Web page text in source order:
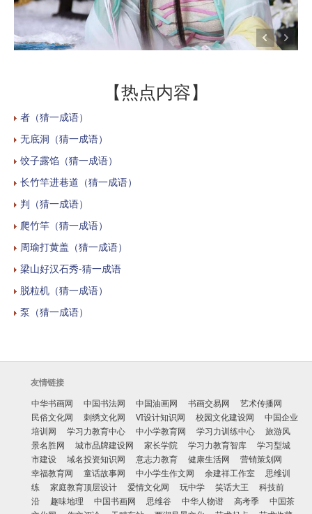
【热点内容】
者（猜一成语）
无底洞（猜一成语）
饺子露馅（猜一成语）
长竹竿进巷道（猜一成语）
判（猜一成语）
爬竹竿（猜一成语）
周瑜打黄盖（猜一成语）
梁山好汉石秀-猜一成语
脱粒机（猜一成语）
泵（猜一成语）
友情链接
中华书画网
中国书法网 中国油画网 书画交易网
艺术传播网
民俗文化网
刺绣文化网 VI设计知识网 校园文化建设网
中国企业
培训网
学习力教育中心 中小学教育网 学习力训练中心
旅游风
景名胜网
城市品牌建设网 家长学院 学习力教育智库
学习型城
市建设
域名投资知识网 意志力教育 健康生活网
营销策划网
幸福教育网
童话故事网 中小学生作文网 余建祥工作室
思维训
练
家庭教育顶层设计 爱情文化网 玩中学 笑话大王
科技前
沿
趣味地理 中国书画网 思维谷 中华人物谱 高考季
中国茶